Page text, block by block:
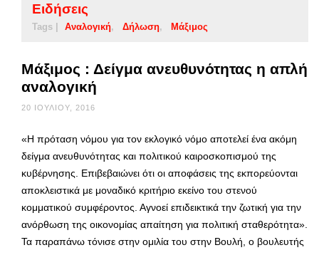
Ειδήσεις
Tags | Αναλογική Δήλωση Μάξιμος
Μάξιμος : Δείγμα ανευθυνότητας η απλή
αναλογική
20 ΙΟΥΛΊΟΥ, 2016
«Η πρόταση νόμου για τον εκλογικό νόμο αποτελεί ένα ακόμη
δείγμα ανευθυνότητας και πολιτικού καιροσκοπισμού της
κυβέρνησης. Επιβεβαιώνει ότι οι αποφάσεις της εκπορεύονται
αποκλειστικά με μοναδικό κριτήριο εκείνο του στενού
κομματικού συμφέροντος. Αγνοεί επιδεικτικά την ζωτική για την
ανόρθωση της οικονομίας απαίτηση για πολιτική σταθερότητα».
Τα παραπάνω τόνισε στην ομιλία του στην Βουλή, ο βουλευτής